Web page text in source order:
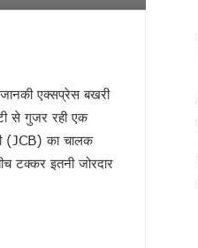
एक्सप्रेस बखरी
से गुजर रही एक
(JCB) का चालक
टक्कर इतनी जोरदार